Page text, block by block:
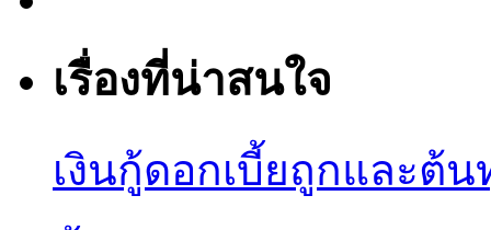
เรื่องที่น่าสนใจ
เงินกู้ดอกเบี้ยถูกและต้